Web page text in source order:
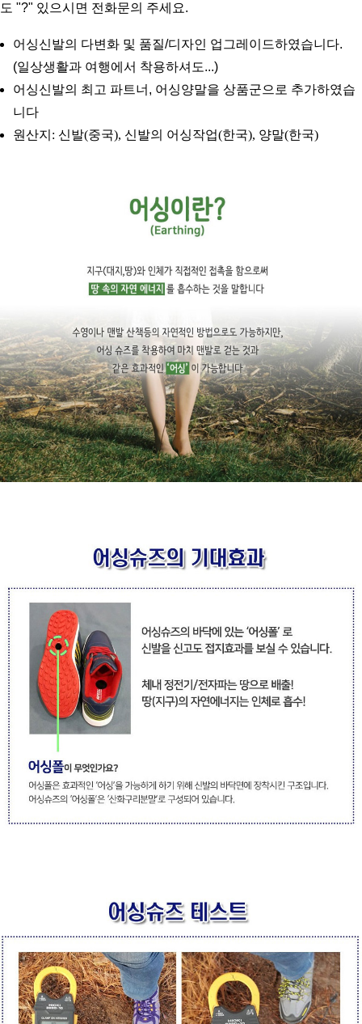
도 "?" 있으시면 전화문의 주세요.
어싱신발의 다변화 및 품질/디자인 업그레이드하였습니다.
(일상생활과 여행에서 착용하셔도...)
어싱신발의 최고 파트너, 어싱양말을 상품군으로 추가하였습
니다
원산지: 신발(중국), 신발의 어싱작업(한국), 양말(한국)